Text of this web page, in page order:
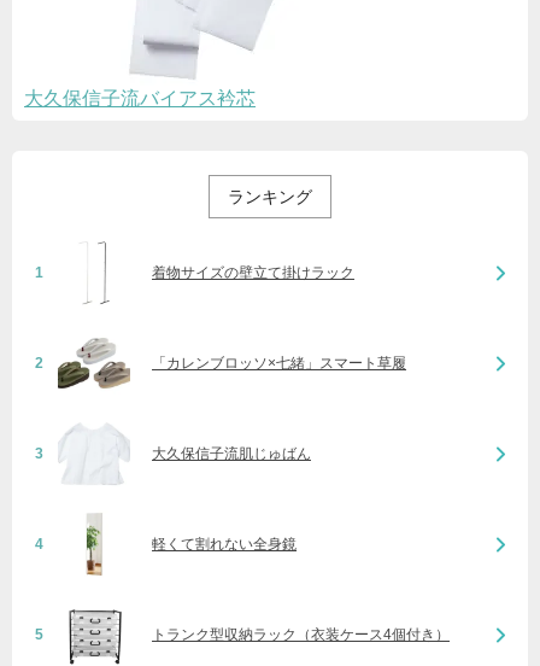
大久保信子流バイアス衿芯
ランキング
1 着物サイズの壁立て掛けラック
2 「カレンブロッソ×七緒」スマート草履
3 大久保信子流肌じゅばん
4 軽くて割れない全身鏡
5 トランク型収納ラック（衣装ケース4個付き）